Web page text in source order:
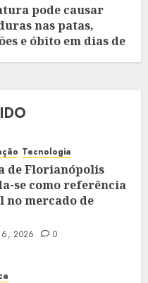
pode causar
nas patas,
e óbito em dias de
Tecnologia
de Florianópolis
se como referência
no mercado de
6, 2026 0